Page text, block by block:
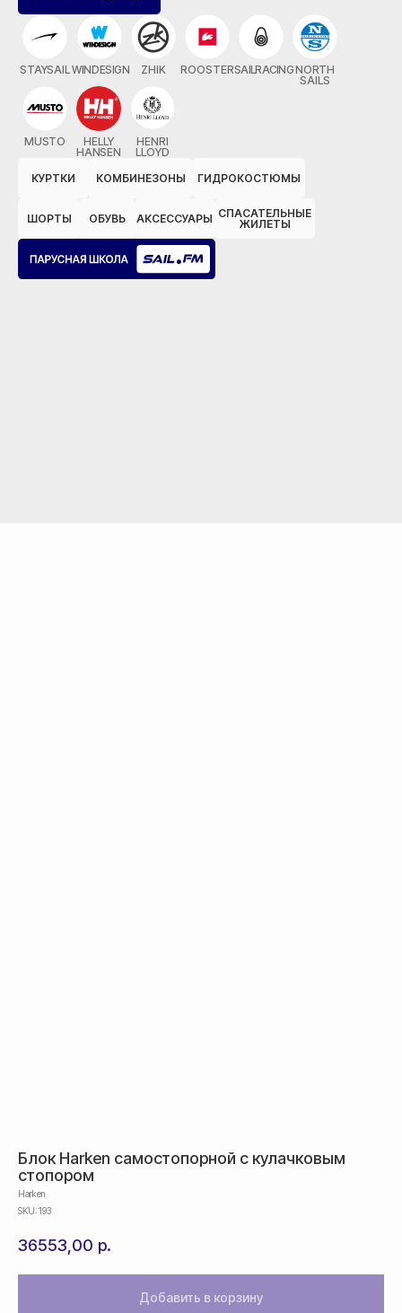
STAYSAILWINDESIGN ZHIK ROOSTERSAILRACINGNORTH
SAILS
MUSTO
HELLY
HANSEN
HENRI
LLOYD
КУРТКИ
КОМБИНЕЗОНЫ ГИДРОКОСТЮМЫ
ШОРТЫ ОБУВЬ АКСЕССУАРЫ СПАСАТЕЛЬНЫЕ
ЖИЛЕТЫ
Блок Harken самостопорной с кулачковым
стопором
Harken
SKU:193
36553,00 р.
Добавить в корзину